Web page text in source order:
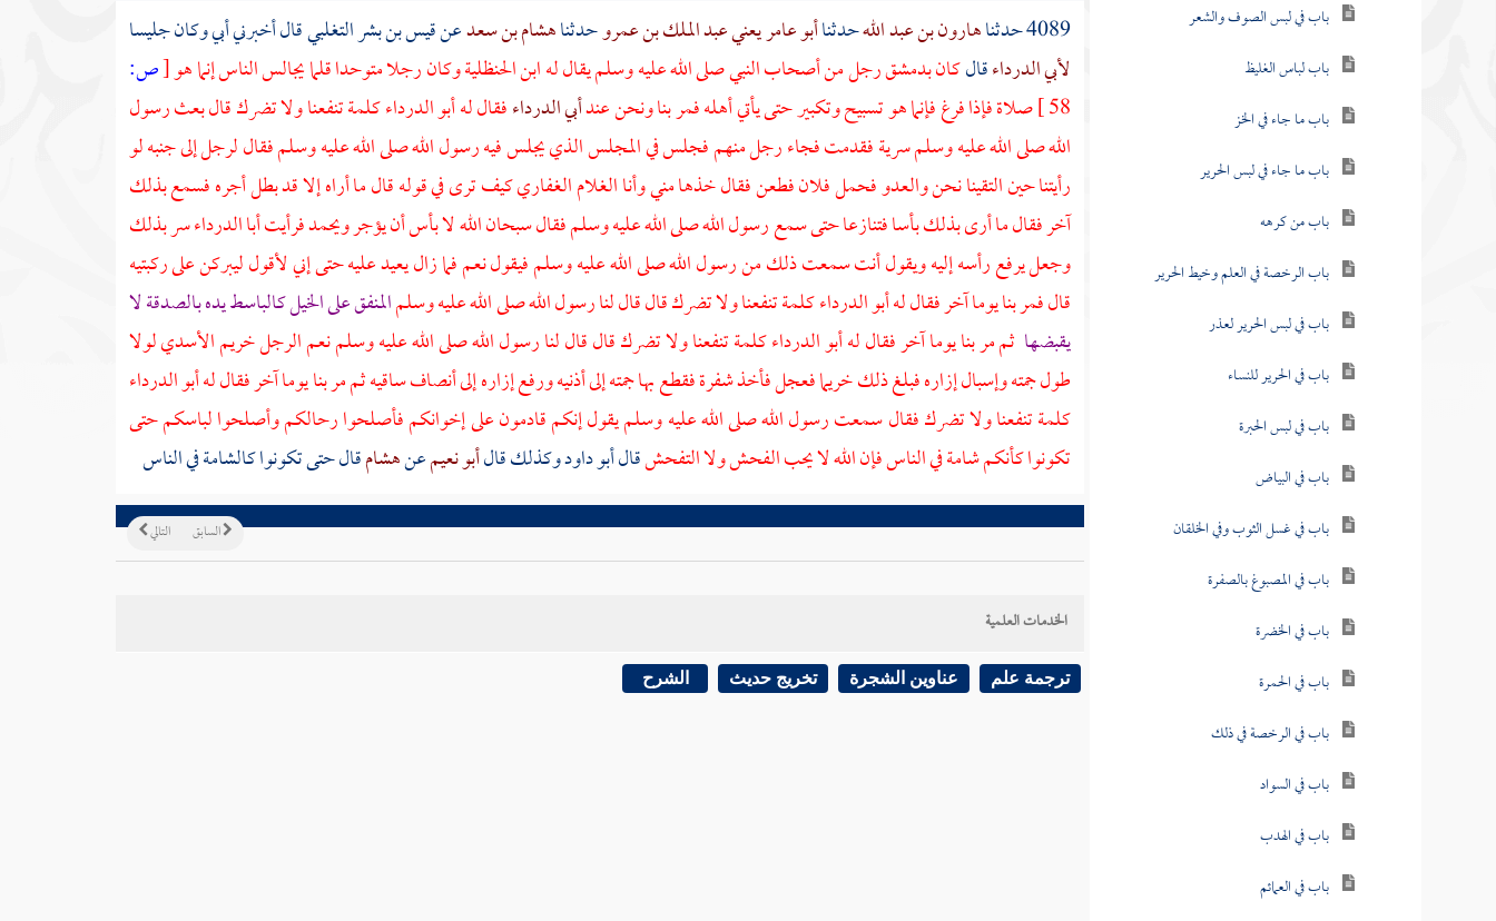
باب في لبس الصوف والشعر
باب لباس الغليظ
باب ما جاء في الخز
باب ما جاء في لبس الحرير
باب من كرهه
باب الرخصة في العلم وخيط الحرير
باب في لبس الحرير لعذر
باب في الحرير للنساء
باب في لبس الحبرة
باب في البياض
باب في غسل الثوب وفي الخلقان
باب في المصبوغ بالصفرة
باب في الخضرة
باب في الحمرة
باب في الرخصة في ذلك
باب في السواد
باب في الهدب
باب في العمائم
4089 حدثنا هارون بن عبد اللهحدثناأبو عامر يعني عبد الملك بن عمروحدثناهشام بن سعدعنقيس بن بشر التغلبيقال أخبرنيأبيوكان جليسا
لأبي الدرداءقالكانبدمشقرجل منأصحاب النبيصلى الله عليه وسلم يقال لهابن الحنظليةوكان رجلا متوحدا قلما يجالس الناس إنما هو[ص:
58 ] صلاة فإذا فرغ فإنما هو تسبيح وتكبير حتى يأتي أهله فمر بنا ونحن عندأبي الدرداءفقال لهأبو الدرداءكلمة تنفعنا ولا تضرك قال بعث رسول
الله صلى الله عليه وسلم سرية فقدمت فجاء رجل منهم فجلس في المجلس الذي يجلس فيه رسول الله صلى الله عليه وسلم فقال لرجل إلى جنبه لو
رأيتنا حين التقينا نحن والعدو فحمل فلان فطعن فقال خذها مني وأنا الغلام الغفاري كيف ترى في قوله قال ما أراه إلا قد بطل أجره فسمع بذلك
آخر فقال ما أرى بذلك بأسا فتنازعا حتى سمع رسول الله صلى الله عليه وسلم فقال سبحان الله لا بأس أن يؤجر ويحمد فرأيتأبا الدرداءسر بذلك
وجعل يرفع رأسه إليه ويقول أنت سمعت ذلك من رسول الله صلى الله عليه وسلم فيقول نعم فما زال يعيد عليه حتى إني لأقول ليبركن على ركبتيه
قال فمر بنا يوما آخر فقال لهأبو الدرداءكلمة تنفعنا ولا تضرك قال قال لنا رسول الله صلى الله عليه وسلمالمنفق على الخيل كالباسط يده بالصدقة لا
يقبضها ثم مر بنا يوما آخر فقال لهأبو الدرداءكلمة تنفعنا ولا تضرك قال قال لنا رسول الله صلى الله عليه وسلم نعم الرجلخريم الأسديلولا
طول جمته وإسبال إزاره فبلغ ذلكخريمافعجل فأخذ شفرة فقطع بها جمته إلى أذنيه ورفع إزاره إلى أنصاف ساقيه ثم مر بنا يوما آخر فقال لهأبو الدرداء
كلمة تنفعنا ولا تضرك فقال سمعت رسول الله صلى الله عليه وسلم يقول إنكم قادمون على إخوانكم فأصلحوا رحالكم وأصلحوا لباسكم حتى
تكونوا كأنكم شامة في الناس فإن الله لا يحب الفحش ولا التفحشقال أبو داود وكذلك قالأبو نعيمعنهشامقال حتى تكونوا كالشامة في الناس
التالي السابق
الخدمات العلمية
ترجمة علم عناوين الشجرة تخريج حديث الشرح